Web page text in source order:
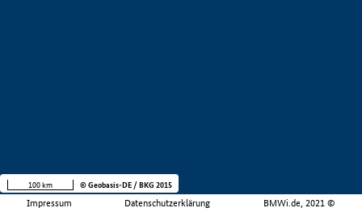
Impressum Datenschutzerklärung BMWi.de, 2021 ©
100 km © Geobasis-DE / BKG 2015